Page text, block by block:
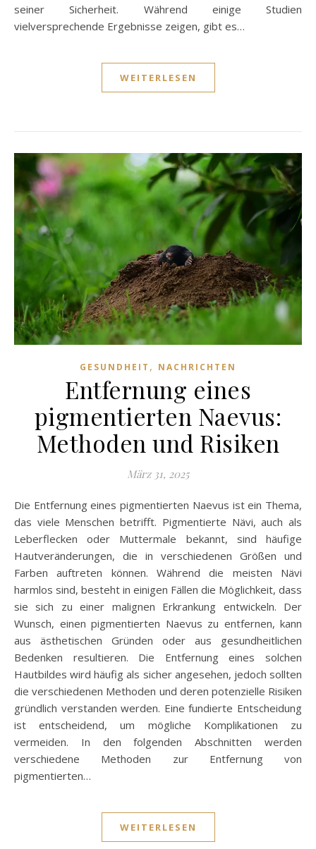
seiner Sicherheit. Während einige Studien
vielversprechende Ergebnisse zeigen, gibt es…
WEITERLESEN
GESUNDHEIT , NACHRICHTEN
Entfernung eines
pigmentierten Naevus:
Methoden und Risiken
März 31, 2025
Die Entfernung eines pigmentierten Naevus ist ein Thema,
das viele Menschen betrifft. Pigmentierte Nävi, auch als
Leberflecken oder Muttermale bekannt, sind häufige
Hautveränderungen, die in verschiedenen Größen und
Farben auftreten können. Während die meisten Nävi
harmlos sind, besteht in einigen Fällen die Möglichkeit, dass
sie sich zu einer malignen Erkrankung entwickeln. Der
Wunsch, einen pigmentierten Naevus zu entfernen, kann
aus ästhetischen Gründen oder aus gesundheitlichen
Bedenken resultieren. Die Entfernung eines solchen
Hautbildes wird häufig als sicher angesehen, jedoch sollten
die verschiedenen Methoden und deren potenzielle Risiken
gründlich verstanden werden. Eine fundierte Entscheidung
ist entscheidend, um mögliche Komplikationen zu
vermeiden. In den folgenden Abschnitten werden
verschiedene Methoden zur Entfernung von
pigmentierten…
WEITERLESEN